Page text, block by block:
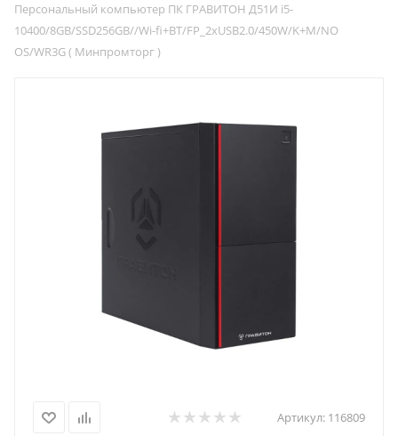
Персональный компьютер ПК ГРАВИТОН Д51И i5-
10400/8GB/SSD256GB//Wi-fi+BT/FP_2xUSB2.0/450W/K+M/NO
OS/WR3G ( Минпромторг )
Артикул: 116809